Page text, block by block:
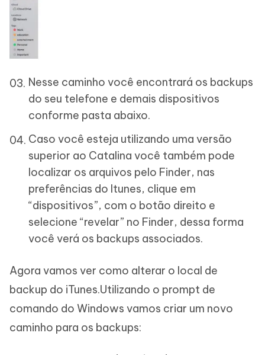
Nesse caminho você encontrará os backups
do seu telefone e demais dispositivos
conforme pasta abaixo.
Caso você esteja utilizando uma versão
superior ao Catalina você também pode
localizar os arquivos pelo Finder, nas
preferências do Itunes, clique em
“dispositivos”, com o botão direito e
selecione “revelar” no Finder, dessa forma
você verá os backups associados.
Agora vamos ver como alterar o local de
backup do iTunes.Utilizando o prompt de
comando do Windows vamos criar um novo
caminho para os backups: